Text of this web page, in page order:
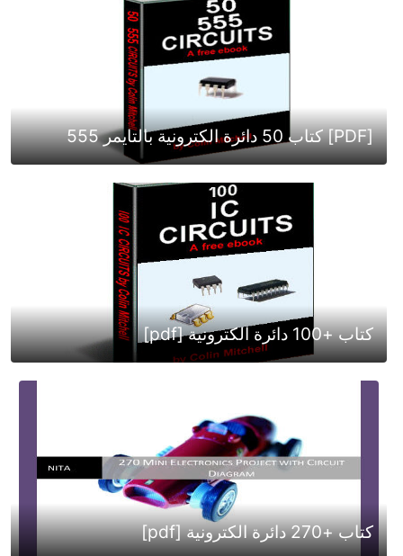
[PDF] كتاب 50 دائرة الكترونية بالتايمر 555
كتاب +100 دائرة الكترونية [pdf]
كتاب +270 دائرة الكترونية [pdf]